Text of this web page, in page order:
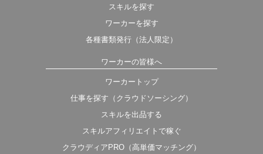
スキルを探す
ワーカーを探す
各種書類発行（法人限定）
ワーカーの皆様へ
ワーカートップ
仕事を探す（クラウドソーシング）
スキルを出品する
スキルアフィリエイトで稼ぐ
クラウディアPRO（高単価マッチング）